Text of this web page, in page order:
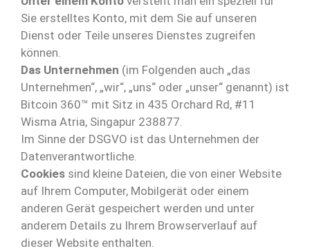
Sie erstelltes Konto, mit dem Sie auf unseren
Dienst oder Teile unseres Dienstes zugreifen
können.
Das Unternehmen (im Folgenden auch „das
Unternehmen“, „wir“, „uns“ oder „unser“ genannt) ist
Bitcoin 360™ mit Sitz in 435 Orchard Rd, #11
Wisma Atria, Singapur 238877.
Im Sinne der DSGVO ist das Unternehmen der
Datenverantwortliche.
Cookies sind kleine Dateien, die von einer Website
auf Ihrem Computer, Mobilgerät oder einem
anderen Gerät gespeichert werden und unter
anderem Details zu Ihrem Browserverlauf auf
dieser Website enthalten.